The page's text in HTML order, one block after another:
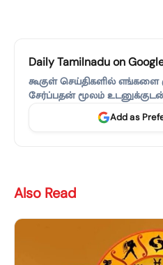
Daily Tamilnadu on
கூகுள் செய்திகளில்
சேர்ப்பதன் மூலம்
Add as
Also Read